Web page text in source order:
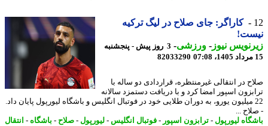
کاراگر: جای صلاح در لیگ ترکیه
نیوز-ورزشی-
3 روز پیش - پنجشنبه
82033290
در انتقالی غیرمنتظره، قراردادی دو ساله با
اسپور امضا کرد و با دریافت دستمزد سالانه
میلیون یورو، به دوران طلایی خود در فوتبال انگلیس و باشگاه لیورپول پایان داد.
...
لیورپول -ترابزون اسپور-فوتبال انگلیس-لیورپول -صلاح-باشگاه-انتقال